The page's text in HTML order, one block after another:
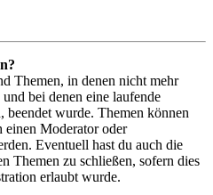
Themen, in denen nicht mehr
bei denen eine laufende
beendet wurde. Themen können
einen Moderator oder
Eventuell hast du auch die
Themen zu schließen, sofern dies
erlaubt wurde.